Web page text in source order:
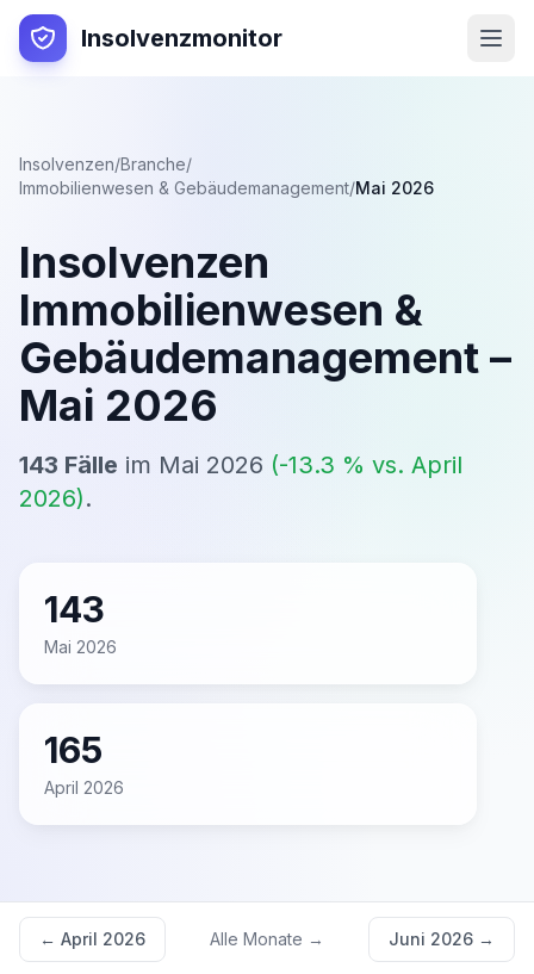
Insolvenzmonitor
Insolvenzen/Branche/
Immobilienwesen & Gebäudemanagement/Mai 2026
Insolvenzen
Immobilienwesen &
Gebäudemanagement –
Mai 2026
143 Fälle im Mai 2026 (-13.3 % vs. April
2026).
143
Mai 2026
165
April 2026
← April 2026 Alle Monate → Juni 2026 →